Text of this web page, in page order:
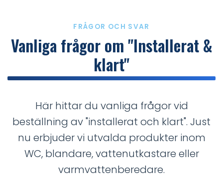
FRÅGOR OCH SVAR
Vanliga frågor om "Installerat &
klart"
Här hittar du vanliga frågor vid
beställning av "installerat och klart". Just
nu erbjuder vi utvalda produkter inom
WC, blandare, vattenutkastare eller
varmvattenberedare.